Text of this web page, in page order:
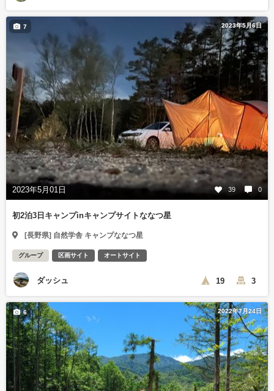
2023年5月6日
2023年5月01日 39 0
7
初2泊3日キャンプinキャンプサイトななつ星
[長野県] 自然学舎 キャンプななつ星
グループ 区画サイト オートサイト
ダッシュ 19 3
2022年7月24日
6